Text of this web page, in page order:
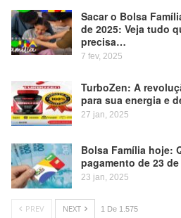
Sacar o Bolsa
de 2025: Veja tudo
precisa…
7 fev, 2025
TurboZen: A
para sua energia e
27 jan, 2025
Bolsa Família hoje:
pagamento de 23
23 jan, 2025
PREV NEXT 1 De 1.575